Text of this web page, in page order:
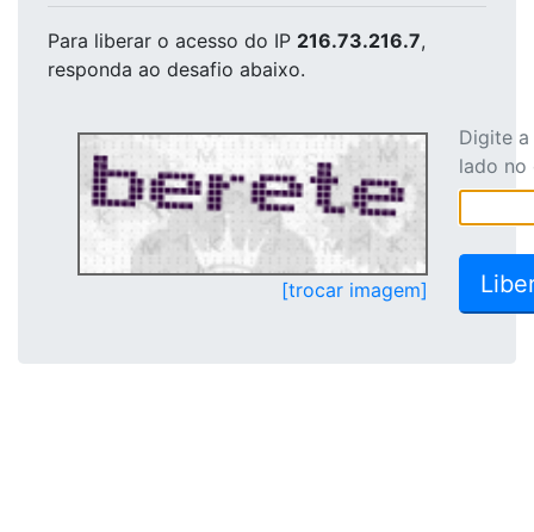
Para liberar o acesso do IP 216.73.216.7,
responda ao desafio abaixo.
[trocar imagem]
Digite
lado no